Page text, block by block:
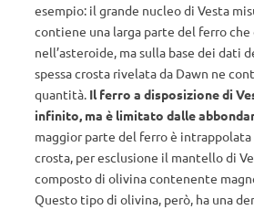
esempio: il grande nucleo di Vesta
contiene una larga parte del ferro che
nell’asteroide, ma sulla base dei dati
spessa crosta rivelata da Dawn ne
quantità. Il ferro a disposizione di
infinito, ma è limitato dalle
maggior parte del ferro è
crosta, per esclusione il mantello di
composto di olivina contenente
Questo tipo di olivina, però, ha una